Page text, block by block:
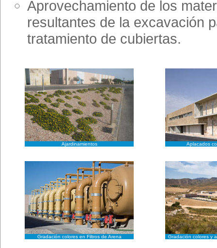
Aprovechamiento de los
resultantes de la excavación
tratamiento de cubiertas.
Ajardinamientos Aplacados
Gradación colores en Filtros de Arena Gradación colores y